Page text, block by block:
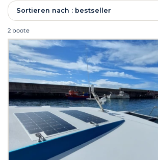
Sortieren nach : bestseller
2 boote